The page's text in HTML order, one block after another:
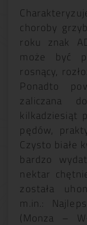
choroby
roku znak
może być
rosnący,
Ponadto
zaliczana
kilkadziesiąt
pędów,
Czysto białe
bardzo
nektar
została
m.in.:
(Monza –